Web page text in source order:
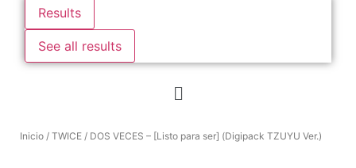
Results
See all results
Inicio / TWICE / DOS VECES – [Listo para ser] (Digipack TZUYU Ver.)